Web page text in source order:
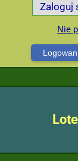
Zaloguj
Nie